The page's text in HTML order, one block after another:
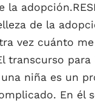
la
de la
vez cuánto me
transcurso
niña es un
En él